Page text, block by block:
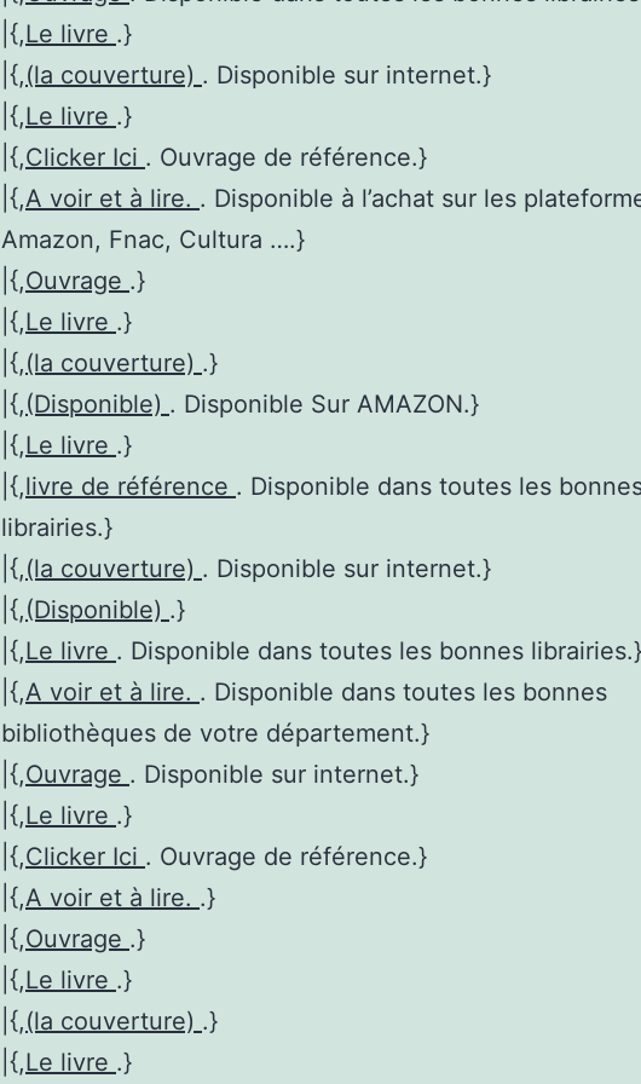
|{,Le livre .}
|{,(la couverture) . Disponible sur internet.}
|{,Le livre .}
|{,Clicker Ici . Ouvrage de référence.}
|{,A voir et à lire. . Disponible à l’achat sur les
Amazon, Fnac, Cultura ….}
|{,Ouvrage .}
|{,Le livre .}
|{,(la couverture) .}
|{,(Disponible) . Disponible Sur AMAZON.}
|{,Le livre .}
|{,livre de référence . Disponible dans toutes les
librairies.}
|{,(la couverture) . Disponible sur internet.}
|{,(Disponible) .}
|{,Le livre . Disponible dans toutes les bonnes librairies.}
|{,A voir et à lire. . Disponible dans toutes les bonnes
bibliothèques de votre département.}
|{,Ouvrage . Disponible sur internet.}
|{,Le livre .}
|{,Clicker Ici . Ouvrage de référence.}
|{,A voir et à lire. .}
|{,Ouvrage .}
|{,Le livre .}
|{,(la couverture) .}
|{,Le livre .}